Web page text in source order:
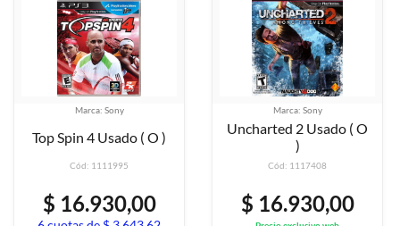
Marca: Sony
Top Spin 4 Usado ( O )
Cód: 1111995
$ 16.930,00
Marca: Sony
Uncharted 2 Usado ( O
)
Cód: 1117408
$ 16.930,00